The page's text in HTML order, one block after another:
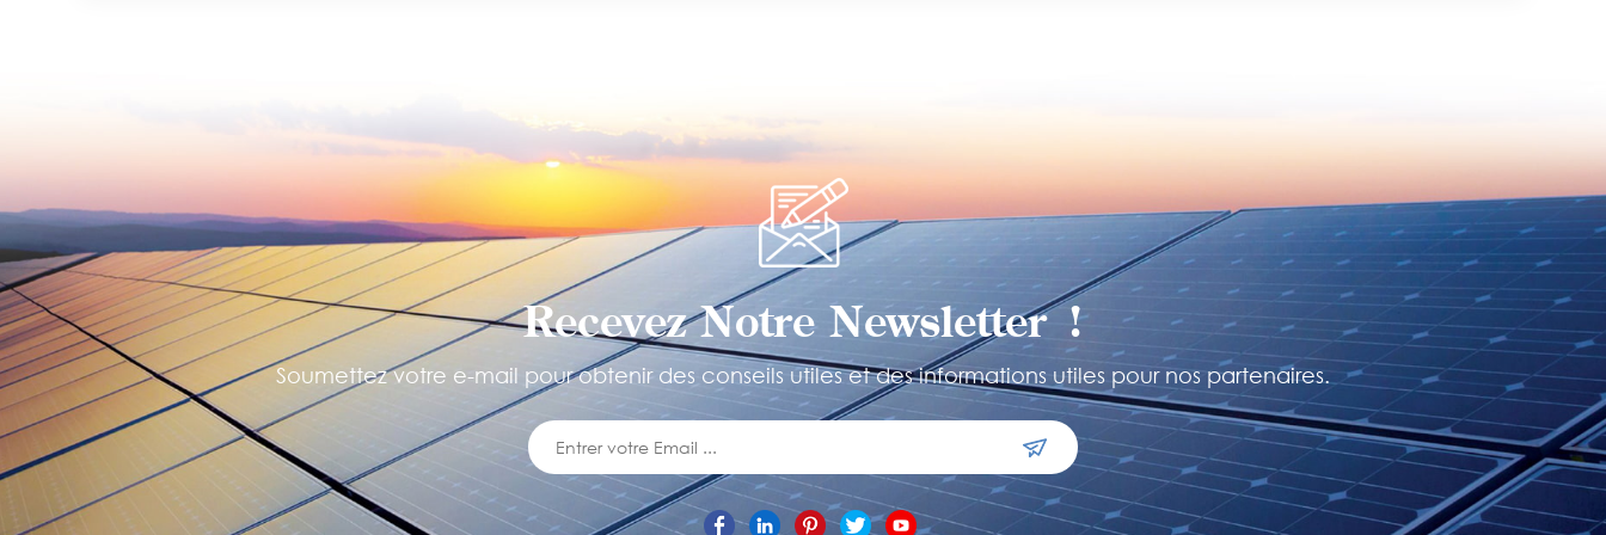
Recevez Notre Newsletter !
Soumettez votre e-mail pour obtenir des conseils utiles et des informations utiles pour nos partenaires.